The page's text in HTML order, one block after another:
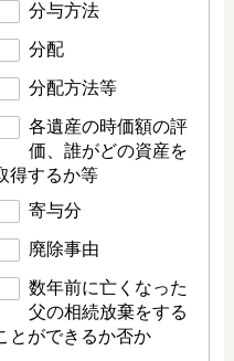
分与方法
分配
分配方法等
各遺産の時価額の評
価、誰がどの資産を
得するか等
寄与分
廃除事由
数年前に亡くなった
父の相続放棄をする
とができるか否か